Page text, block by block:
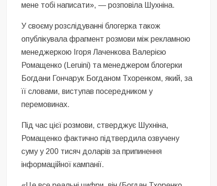
мене тобі написати», — розповіла Шухніна.
У своєму розслідуванні блогерка також
опублікувала фрагмент розмови між рекламною
менеджеркою Ігоря Лаченкова Валерією
Ромащенко (Leruini) та менеджером блогерки
Богдани Гончарук Богданом Тхоренком, який, за
її словами, виступав посередником у
перемовинах.
Під час цієї розмови, стверджує Шухніна,
Ромащенко фактично підтвердила озвучену
суму у 200 тисяч доларів за припинення
інформаційної кампанії.